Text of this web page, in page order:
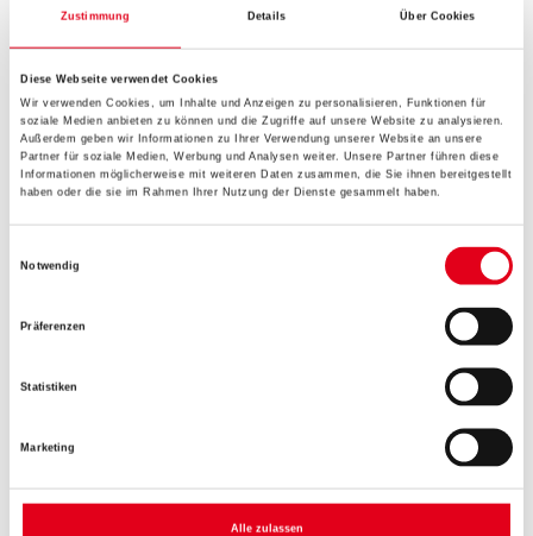
Zustimmung Details Über Cookies
Diese Webseite verwendet Cookies
Wir verwenden Cookies, um Inhalte und Anzeigen zu personalisieren, Funktionen für
soziale Medien anbieten zu können und die Zugriffe auf unsere Website zu analysieren.
Außerdem geben wir Informationen zu Ihrer Verwendung unserer Website an unsere
Partner für soziale Medien, Werbung und Analysen weiter. Unsere Partner führen diese
Informationen möglicherweise mit weiteren Daten zusammen, die Sie ihnen bereitgestellt
haben oder die sie im Rahmen Ihrer Nutzung der Dienste gesammelt haben.
Notwendig
Präferenzen
Statistiken
Marketing
Alle zulassen
Gebinde